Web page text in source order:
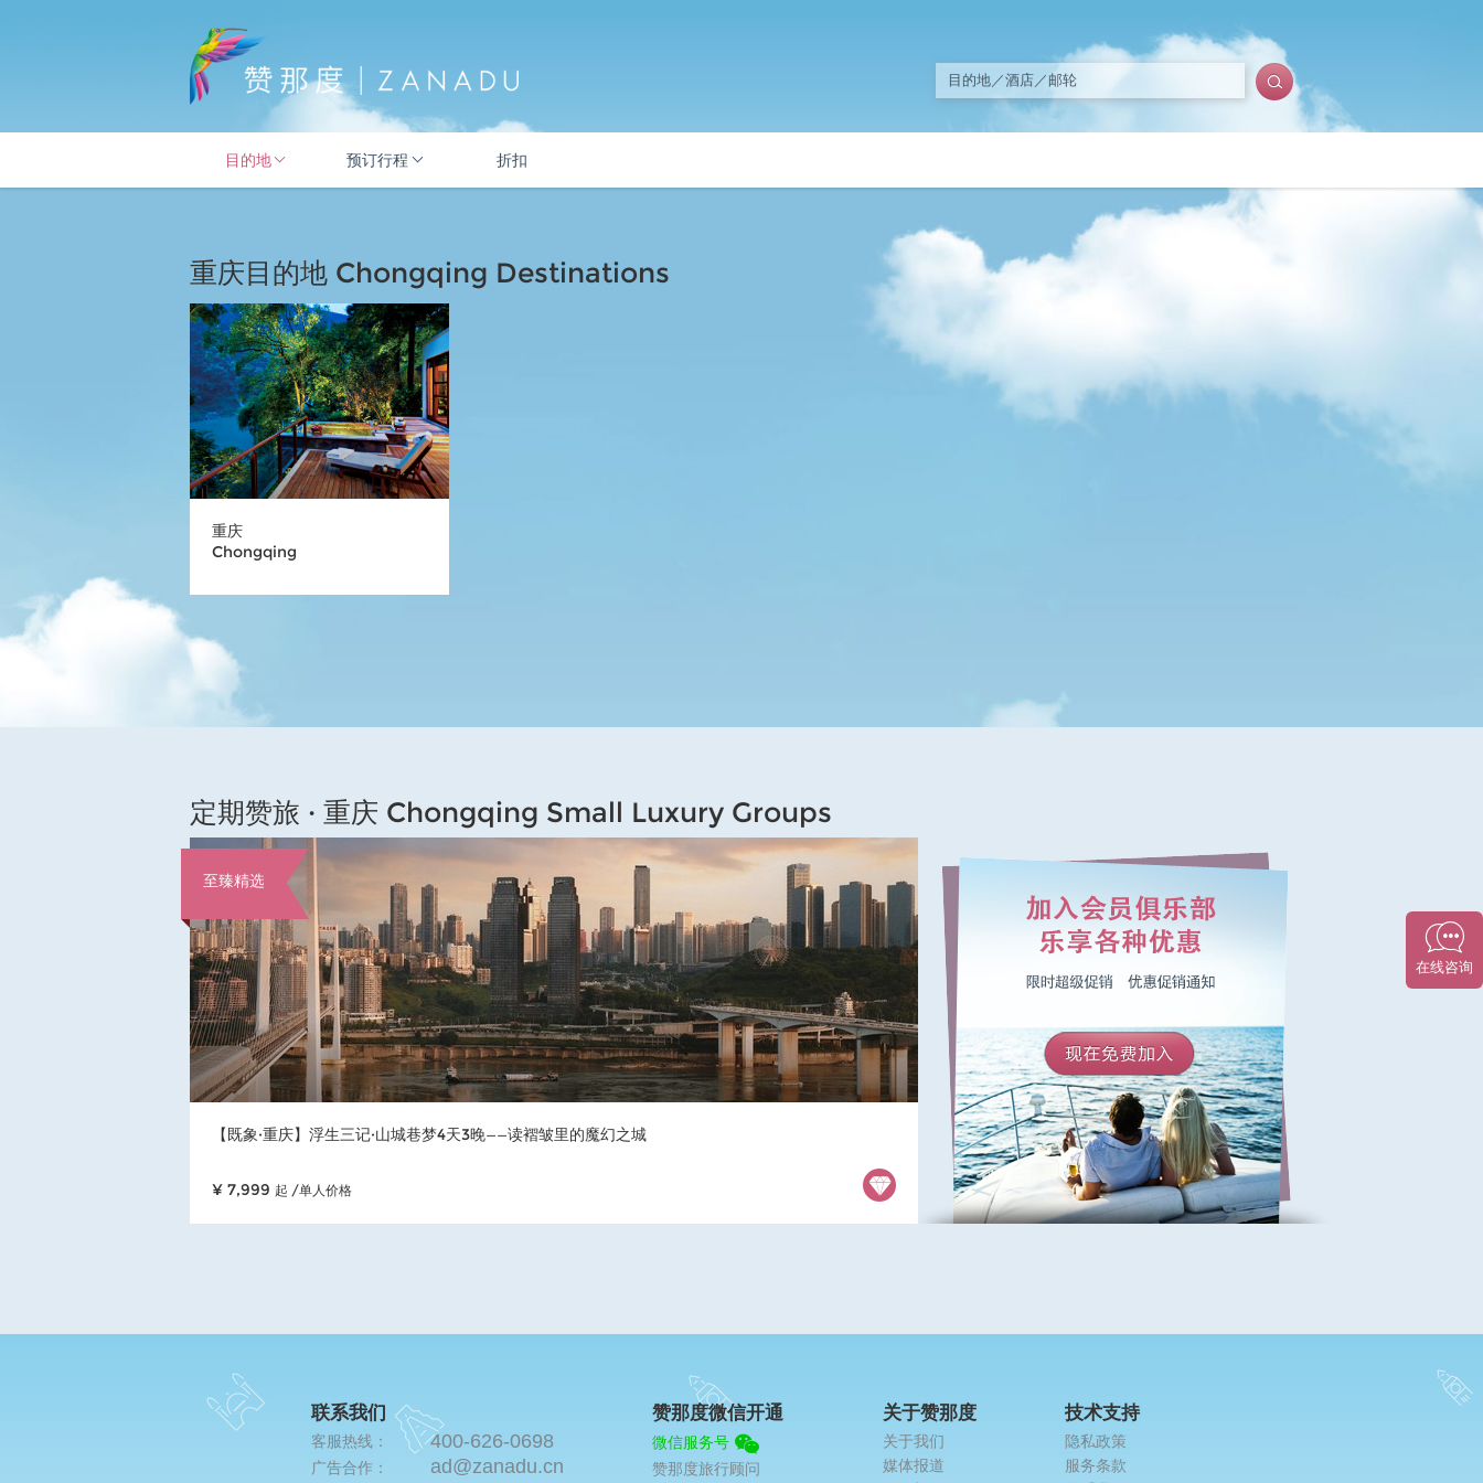
目的地 预订行程 折扣
重庆目的地 Chongqing Destinations
重庆
Chongqing
定期赞旅 · 重庆 Chongqing Small Luxury Groups
至臻精选
【既象·重庆】浮生三记·山城巷梦4天3晚——读褶皱里的魔幻之城
¥ 7,999 起 /单人价格
联系我们
客服热线： 400-626-0698
广告合作： ad@zanadu.cn
赞那度微信开通
微信服务号
赞那度旅行顾问
关于赞那度
关于我们
媒体报道
技术支持
隐私政策
服务条款